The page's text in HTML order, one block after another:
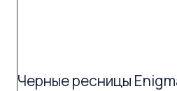
Черные ресницы